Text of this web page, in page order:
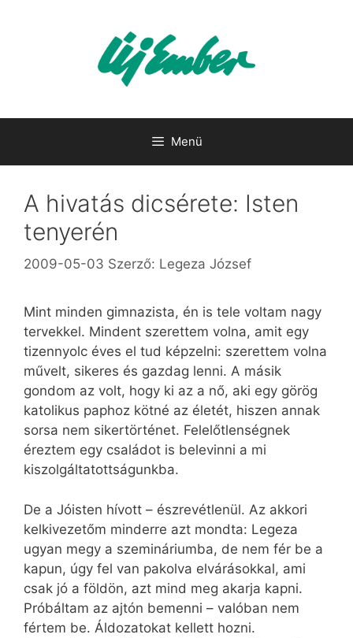
Menü
A hivatás dicsérete: Isten
tenyerén
2009-05-03 Szerző: Legeza József
Mint minden gimnazista, én is tele voltam nagy
tervekkel. Mindent szerettem volna, amit egy
tizennyolc éves el tud képzelni: szerettem volna
művelt, sikeres és gazdag lenni. A másik
gondom az volt, hogy ki az a nő, aki egy görög
katolikus paphoz kötné az életét, hiszen annak
sorsa nem sikertörténet. Felelőtlenségnek
éreztem egy családot is belevinni a mi
kiszolgáltatottságunkba.
De a Jóisten hívott – észrevétlenül. Az akkori
kelkivezetőm minderre azt mondta: Legeza
ugyan megy a szemináriumba, de nem fér be a
kapun, úgy fel van pakolva elvárásokkal, ami
csak jó a földön, azt mind meg akarja kapni.
Próbáltam az ajtón bemenni – valóban nem
fértem be. Áldozatokat kellett hozni.